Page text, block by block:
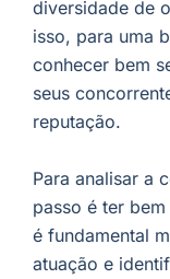
diversidade de
isso, para uma
conhecer bem
seus
reputação.
Para analisar a
passo é ter
é fundamental
atuação e